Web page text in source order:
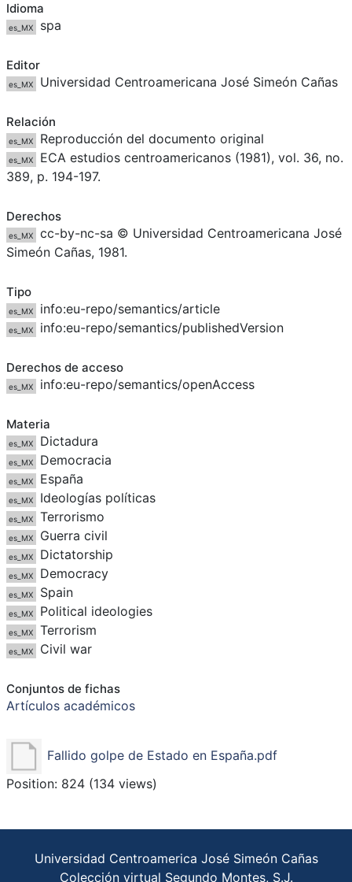
Idioma
es_MX spa
Editor
es_MX Universidad Centroamericana José Simeón Cañas
Relación
es_MX Reproducción del documento original
es_MX
ECA estudios centroamericanos (1981), vol. 36, no.
389, p. 194-197.
Derechos
es_MX
cc-by-nc-sa © Universidad Centroamericana José
Simeón Cañas, 1981.
Tipo
es_MX info:eu-repo/semantics/article
es_MX info:eu-repo/semantics/publishedVersion
Derechos de acceso
es_MX info:eu-repo/semantics/openAccess
Materia
es_MX Dictadura
es_MX Democracia
es_MX España
es_MX Ideologías políticas
es_MX Terrorismo
es_MX Guerra civil
es_MX Dictatorship
es_MX Democracy
es_MX Spain
es_MX Political ideologies
es_MX Terrorism
es_MX Civil war
Conjuntos de fichas
Artículos académicos
Fallido golpe de Estado en España.pdf
Position: 824(134views)
Universidad Centroamerica José Simeón Cañas
Colección virtual Segundo Montes, S.J.